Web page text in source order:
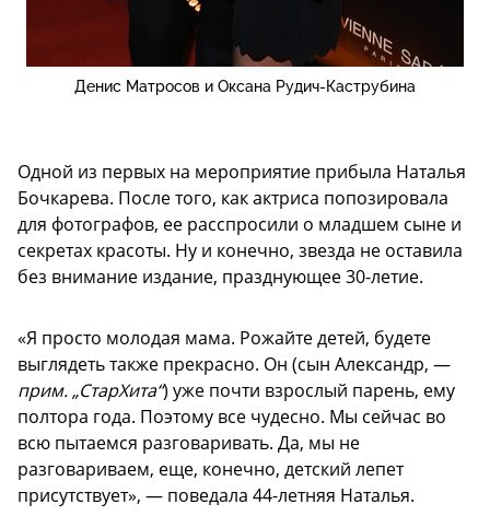
Денис Матросов и Оксана Рудич-Каструбина
Одной из первых на мероприятие прибыла Наталья
Бочкарева. После того, как актриса попозировала
для фотографов, ее расспросили о младшем сыне и
секретах красоты. Ну и конечно, звезда не оставила
без внимание издание, празднующее 30-летие.
«Я просто молодая мама. Рожайте детей, будете
выглядеть также прекрасно. Он (сын Александр, —
прим. „СтарХита“) уже почти взрослый парень, ему
полтора года. Поэтому все чудесно. Мы сейчас во
всю пытаемся разговаривать. Да, мы не
разговариваем, еще, конечно, детский лепет
присутствует», — поведала 44-летняя Наталья.